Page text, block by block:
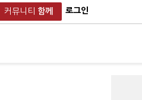
커뮤니티 함께 로그인